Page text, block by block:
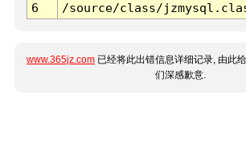
6
/source/class/
www.365jz.com 已经将此出错信息详细记录, 由此
们深感歉意.